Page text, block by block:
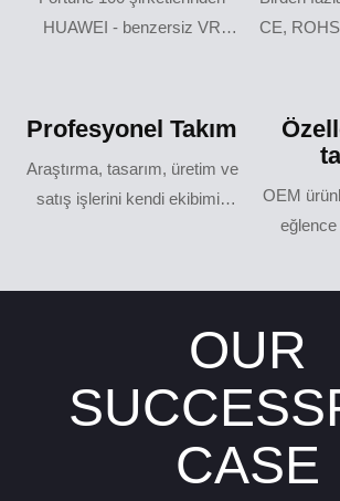
HUAWEI - benzersiz VR
CE,
Profesyonel Takım
Araştırma, tasarım, üretim ve
satış işlerini kendi ekibimiz
OEM
eğlence
OUR
CASE